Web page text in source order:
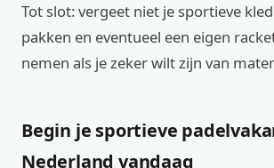
Tot slot: vergeet niet je sportieve
pakken en eventueel een eigen
nemen als je zeker wilt zijn van
Begin je sportieve
Nederland vandaag